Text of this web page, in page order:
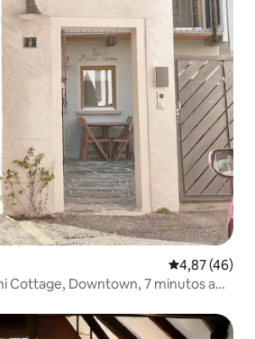
4,87 de uma
4,87 (46)
Cottage, Downtown, 7 minutos a